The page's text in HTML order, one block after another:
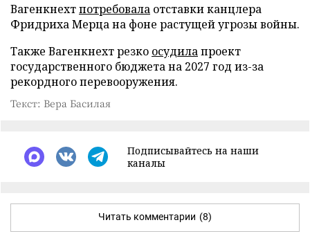
Вагенкнехтпотребовала отставки канцлера
Фридриха Мерца на фоне растущей угрозы войны.
Также Вагенкнехт резко осудилапроект
государственного бюджета на 2027 год из-за
рекордного перевооружения.
Текст: Вера Басилая
Подписывайтесь на наши
каналы
Читать комментарии (8)